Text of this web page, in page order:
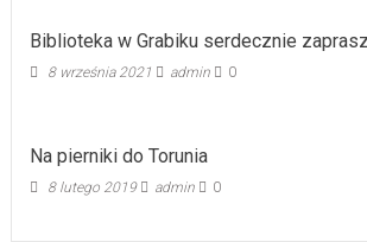
Biblioteka w Grabiku serdecznie
8 września 2021 admin 0
Na pierniki do Torunia
8 lutego 2019 admin 0